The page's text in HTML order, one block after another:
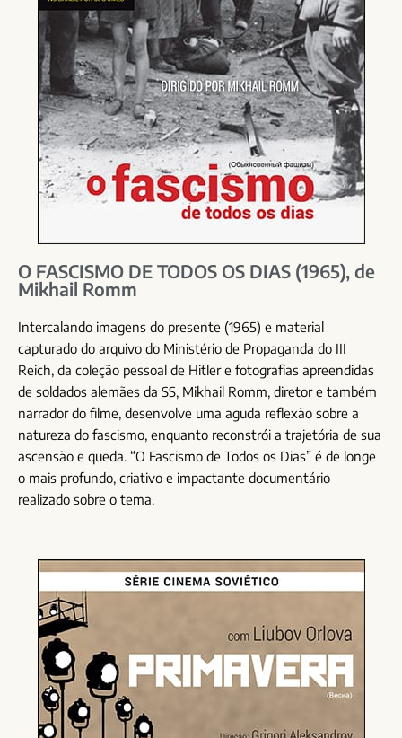
O FASCISMO DE TODOS OS DIAS (1965), de
Mikhail Romm
Intercalando imagens do presente (1965) e material
capturado do arquivo do Ministério de Propaganda do III
Reich, da coleção pessoal de Hitler e fotografias apreendidas
de soldados alemães da SS, Mikhail Romm, diretor e também
narrador do filme, desenvolve uma aguda reflexão sobre a
natureza do fascismo, enquanto reconstrói a trajetória de sua
ascensão e queda. “O Fascismo de Todos os Dias” é de longe
o mais profundo, criativo e impactante documentário
realizado sobre o tema.